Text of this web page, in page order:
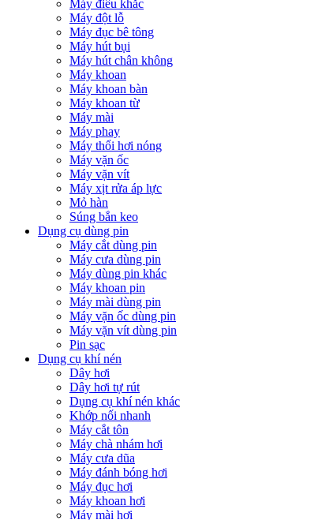
Máy điêu khắc
Máy đột lỗ
Máy đục bê tông
Máy hút bụi
Máy hút chân không
Máy khoan
Máy khoan bàn
Máy khoan từ
Máy mài
Máy phay
Máy thổi hơi nóng
Máy vặn ốc
Máy vặn vít
Máy xịt rửa áp lực
Mỏ hàn
Súng bắn keo
Dụng cụ dùng pin
Máy cắt dùng pin
Máy cưa dùng pin
Máy dùng pin khác
Máy khoan pin
Máy mài dùng pin
Máy vặn ốc dùng pin
Máy vặn vít dùng pin
Pin sạc
Dụng cụ khí nén
Dây hơi
Dây hơi tự rút
Dụng cụ khí nén khác
Khớp nối nhanh
Máy cắt tôn
Máy chà nhám hơi
Máy cưa dũa
Máy đánh bóng hơi
Máy đục hơi
Máy khoan hơi
Máy mài hơi